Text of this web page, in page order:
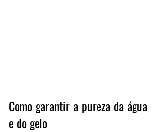
Como garantir a pureza da água
e do gelo